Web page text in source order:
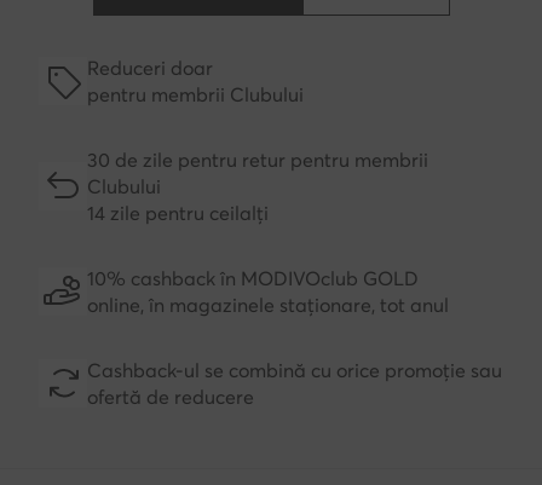
Reduceri doar
pentru membrii Clubului
30 de zile pentru retur pentru membrii
Clubului
14 zile pentru ceilalți
10% cashback în MODIVOclub GOLD
online, în magazinele staționare, tot anul
Cashback-ul se combină cu orice promoție sau
ofertă de reducere